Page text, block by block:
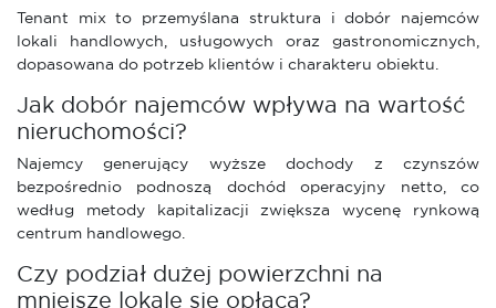
Tenant mix to przemyślana struktura i dobór najemców
lokali handlowych, usługowych oraz gastronomicznych,
dopasowana do potrzeb klientów i charakteru obiektu.
Jak dobór najemców wpływa na wartość
nieruchomości?
Najemcy generujący wyższe dochody z czynszów
bezpośrednio podnoszą dochód operacyjny netto, co
według metody kapitalizacji zwiększa wycenę rynkową
centrum handlowego.
Czy podział dużej powierzchni na
mniejsze lokale się opłaca?